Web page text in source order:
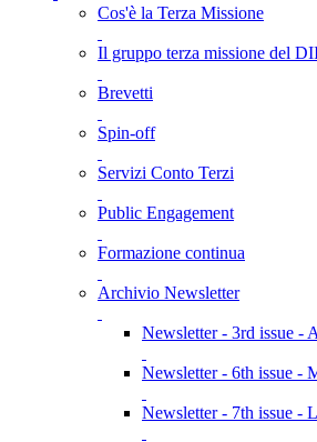
Cos'è la Terza Missione
Il gruppo terza missione del
Brevetti
Spin-off
Servizi Conto Terzi
Public Engagement
Formazione continua
Archivio Newsletter
Newsletter - 3rd issue -
Newsletter - 6th issue -
Newsletter - 7th issue -